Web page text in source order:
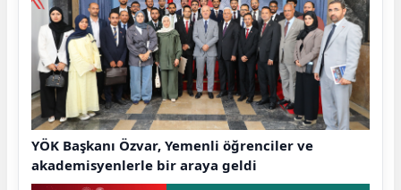
YÖK Başkanı Özvar, Yemenli öğrenciler ve
akademisyenlerle bir araya geldi